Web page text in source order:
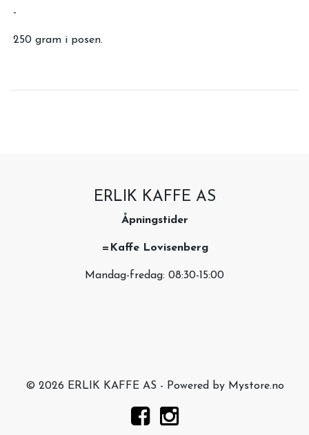
-
250 gram i posen.
ERLIK KAFFE AS
Åpningstider
=Kaffe Lovisenberg
Mandag-fredag: 08:30-15:00
© 2026 ERLIK KAFFE AS - Powered by Mystore.no